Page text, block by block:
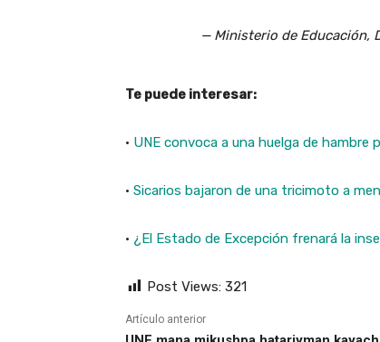
— Ministerio de Educación,
Te puede interesar:
· UNE convoca a una huelga de hambre
· Sicarios bajaron de una tricimoto a
· ¿El Estado de Excepción frenará la
Post Views: 321
Artículo anterior